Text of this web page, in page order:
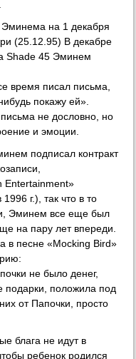
Эминема на 1 декабря
(25.12.95) В декабре
Shade 45 Эминем
время писал письма,
покажу ей».
не дословно, но
и эмоции.
подписал контракт
Entertainment»
г.), так что в то
Эминем все еще был
на пару лет впереди.
в песне «Mocking Bird»
не было денег,
подарки, положила под
от Папочки, просто
блага не идут в
ребенок родился